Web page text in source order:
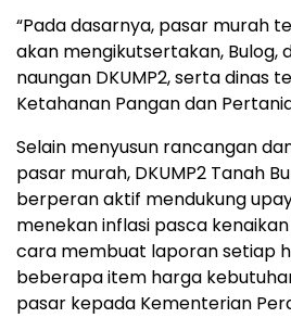
“Pada dasarnya, pasar murah
akan mengikutsertakan, Bulog,
naungan DKUMP2, serta dinas
Ketahanan Pangan dan
Selain menyusun rancangan
pasar murah, DKUMP2 Tanah
berperan aktif mendukung
menekan inflasi pasca
cara membuat laporan setiap
beberapa item harga
pasar kepada Kementerian